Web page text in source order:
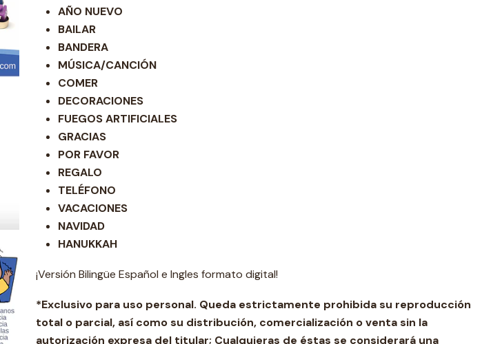
AÑO NUEVO
BAILAR
BANDERA
MÚSICA/CANCIÓN
COMER
DECORACIONES
FUEGOS ARTIFICIALES
GRACIAS
POR FAVOR
REGALO
TELÉFONO
VACACIONES
NAVIDAD
HANUKKAH
¡Versión Bilingüe Español e Ingles formato digital!
*Exclusivo para uso personal. Queda estrictamente prohibida su reproducción
total o parcial, así como su distribución, comercialización o venta sin la
autorización expresa del titular; Cualquieras de éstas se considerará una